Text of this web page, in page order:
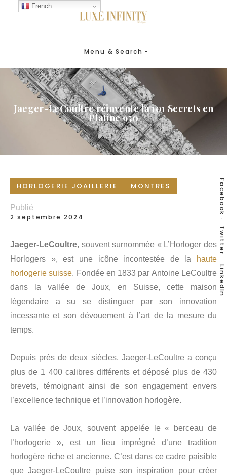
Menu & Search
Jaeger-LeCoultre réinvente la 101 Secrets en
Platine 950
Facebook
Twitter
LinkedIn
HORLOGERIE JOAILLERIE MONTRES
Publié
2 septembre 2024
Jaeger-LeCoultre, souvent surnommée « L’Horloger des
Horlogers », est une icône incontestée de la
haute
horlogerie suisse. Fondée en 1833 par Antoine LeCoultre
dans la vallée de Joux, en Suisse, cette maison
légendaire a su se distinguer par son innovation
incessante et son dévouement à l’art de la mesure du
temps.
Depuis près de deux siècles, Jaeger-LeCoultre a conçu
plus de 1 400 calibres différents et déposé plus de 430
brevets, témoignant ainsi de son engagement envers
l’excellence technique et l’innovation horlogère.
La vallée de Joux, souvent appelée le « berceau de
l’horlogerie », est un lieu imprégné d’une tradition
horlogère riche et ancienne. C’est dans ce cadre paisible
que Jaeger-LeCoultre puise son inspiration pour créer
French